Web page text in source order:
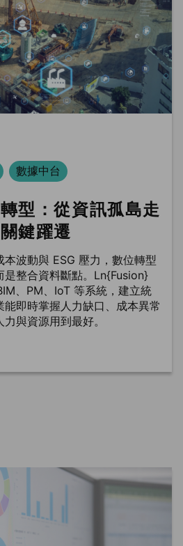
數據中台
型：從資訊孤島走
鍵躍遷
波動與 ESG 壓力，數位轉型
是整合資料斷點。Ln{Fusion}
、PM、IoT 等系統，建立統
即時掌握人力缺口、成本異常
與資源用到最好。